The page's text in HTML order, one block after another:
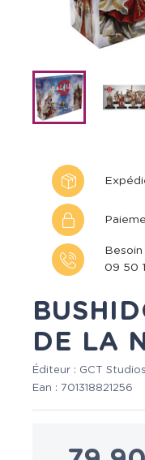
09 50
DE LA
Éditeur : GCT Studios
Ean : 701318821256